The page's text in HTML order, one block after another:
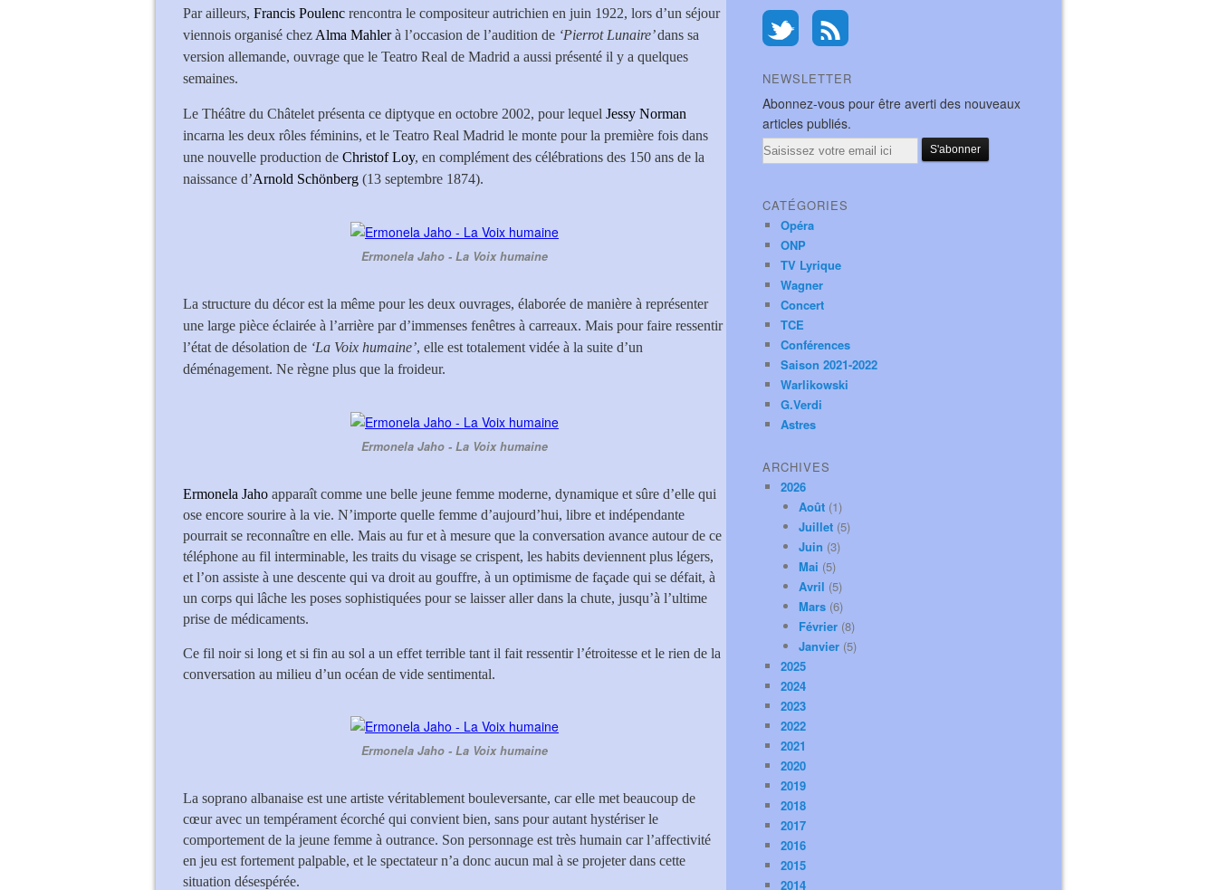
Par ailleurs, Francis Poulenc rencontra le compositeur autrichien en juin 1922, lors d’un séjour
viennois organisé chez Alma Mahlerà l’occasion de l’audition de ‘Pierrot Lunaire’dans sa
version allemande, ouvrage que le Teatro Real de Madrid a aussi présenté il y a quelques
semaines.
Le Théâtre du Châtelet présenta ce diptyque en octobre 2002, pour lequel Jessy Norman
incarna les deux rôles féminins, et le Teatro Real Madrid le monte pour la première fois dans
une nouvelle production de Christof Loy, en complément des célébrations des 150 ans de la
naissance d’Arnold Schönberg (13 septembre 1874).
Ermonela Jaho - La Voix humaine
La structure du décor est la même pour les deux ouvrages, élaborée de manière à représenter
une large pièce éclairée à l’arrière par d’immenses fenêtres à carreaux. Mais pour faire ressentir
l’état de désolation de ‘La Voix humaine’, elle est totalement vidée à la suite d’un
déménagement. Ne règne plus que la froideur.
Ermonela Jaho - La Voix humaine
Ermonela Jaho apparaît comme une belle jeune femme moderne, dynamique et sûre d’elle qui
ose encore sourire à la vie. N’importe quelle femme d’aujourd’hui, libre et indépendante
pourrait se reconnaître en elle. Mais au fur et à mesure que la conversation avance autour de ce
téléphone au fil interminable, les traits du visage se crispent, les habits deviennent plus légers,
et l’on assiste à une descente qui va droit au gouffre, à un optimisme de façade qui se défait, à
un corps qui lâche les poses sophistiquées pour se laisser aller dans la chute, jusqu’à l’ultime
prise de médicaments.
Ce fil noir si long et si fin au sol a un effet terrible tant il fait ressentir l’étroitesse et le rien de la
conversation au milieu d’un océan de vide sentimental.
Ermonela Jaho - La Voix humaine
La soprano albanaise est une artiste véritablement bouleversante, car elle met beaucoup de
cœur avec un tempérament écorché qui convient bien, sans pour autant hystériser le
comportement de la jeune femme à outrance. Son personnage est très humain car l’affectivité
en jeu est fortement palpable, et le spectateur n’a donc aucun mal à se projeter dans cette
situation désespérée.
NEWSLETTER
Abonnez-vous pour être averti des nouveaux
articles publiés.
Email
CATÉGORIES
Opéra
ONP
TV Lyrique
Wagner
Concert
TCE
Conférences
Saison 2021-2022
Warlikowski
G.Verdi
Astres
ARCHIVES
2026
Août (1)
Juillet (5)
Juin (3)
Mai (5)
Avril (5)
Mars (6)
Février (8)
Janvier (5)
2025
2024
2023
2022
2021
2020
2019
2018
2017
2016
2015
2014